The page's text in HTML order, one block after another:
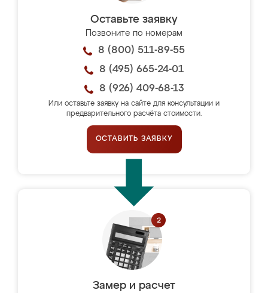
Оставьте заявку
Позвоните по номерам
8 (800) 511-89-55
8 (495) 665-24-01
8 (926) 409-68-13
Или оставьте заявку на сайте для консультации и
предварительного расчёта стоимости.
ОСТАВИТЬ ЗАЯВКУ
Замер и расчет